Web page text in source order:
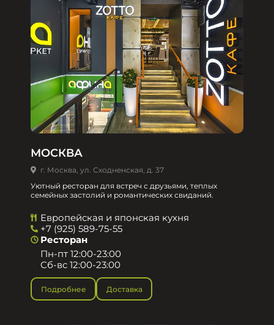
МОСКВА
г. Москва, ул. Сходненская, д. 37
Уютный ресторан для встреч с друзьями, теплых
семейных застолий и романтических свиданий.
Европейская и японская кухня
+7 (925) 589-75-55
Ресторан
Пн-пт 12:00-23:00
Сб-вс 12:00-23:00
Подробнее Доставка